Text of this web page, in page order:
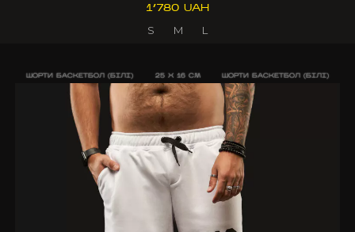
1’780 UAH
S
M L
ШОРТИ БАСКЕТБОЛ (БІЛІ) 25 X 16 CM ШОРТИ БАСКЕТБОЛ (БІЛІ)